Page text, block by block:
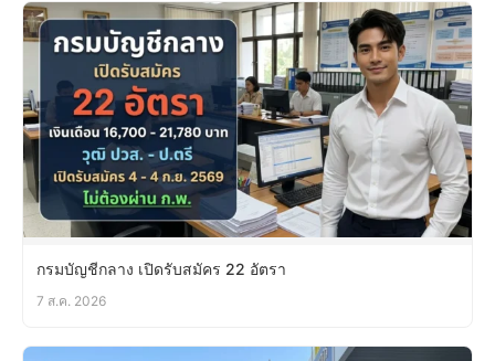
กรมบัญชีกลาง เปิดรับสมัคร 22 อัตรา
7 ส.ค. 2026